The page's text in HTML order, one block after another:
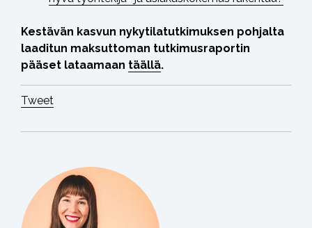
Kestävän kasvun nykytilatutkimuksen pohjalta
laaditun maksuttoman tutkimusraportin
pääset lataamaan täällä.
Tweet